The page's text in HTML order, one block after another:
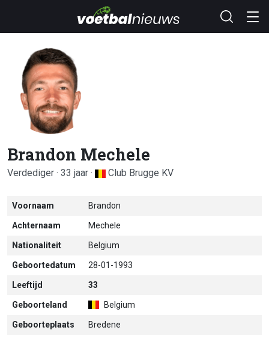
Brandon Mechele
Verdediger · 33 jaar · Club Brugge KV
Voornaam Brandon
Achternaam Mechele
Nationaliteit Belgium
Geboortedatum 28-01-1993
Leeftijd 33
Geboorteland Belgium
Geboorteplaats Bredene